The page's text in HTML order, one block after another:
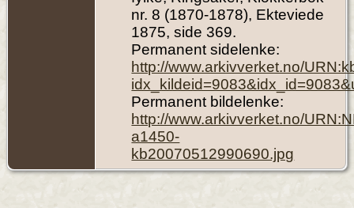
nr. 8 (1870-1878), Ekteviede
1875, side 369.
Permanent sidelenke:
http://www.arkivverket.no/
Permanent bildelenke:
http://www.arkivverket.no/
a1450-
kb20070512990690.jpg